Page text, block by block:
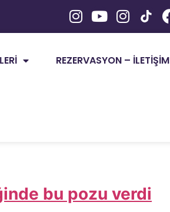
REZERVASYON – İLETİŞİM
bu pozu verdi